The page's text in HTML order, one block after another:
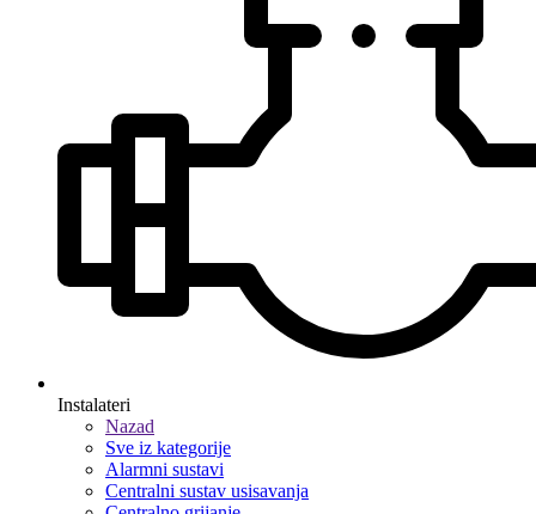
Instalateri
Nazad
Sve iz kategorije
Alarmni sustavi
Centralni sustav usisavanja